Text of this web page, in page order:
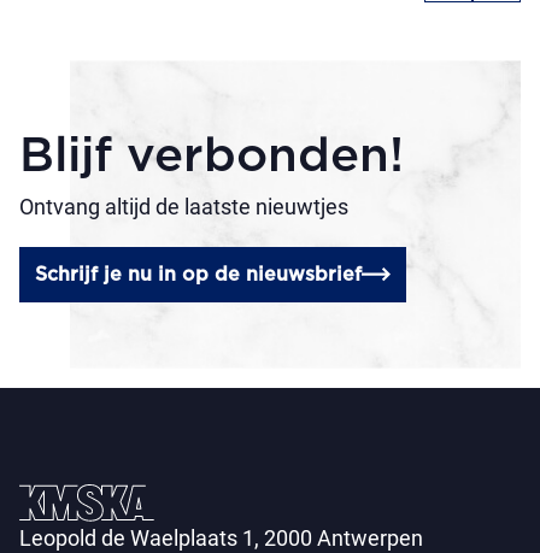
Blijf verbonden!
Ontvang altijd de laatste nieuwtjes
Schrijf je nu in op de nieuwsbrief
Leopold de Waelplaats 1, 2000 Antwerpen